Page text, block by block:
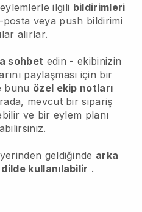
ilgili bildirimleri
posta veya push bildirimi
alırlar.
sohbet edin - ekibinizin
paylaşması için bir
bunu özel ekip notları
mevcut bir sipariş
ve bir eylem planı
geldiğinde arka
kullanılabilir .